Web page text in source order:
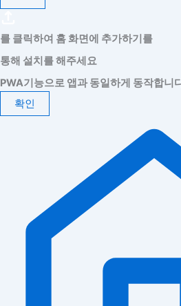
를 클릭하여 홈 화면에 추가하기를
통해 설치를 해주세요
PWA기능으로 앱과 동일하게 동작합니
확인